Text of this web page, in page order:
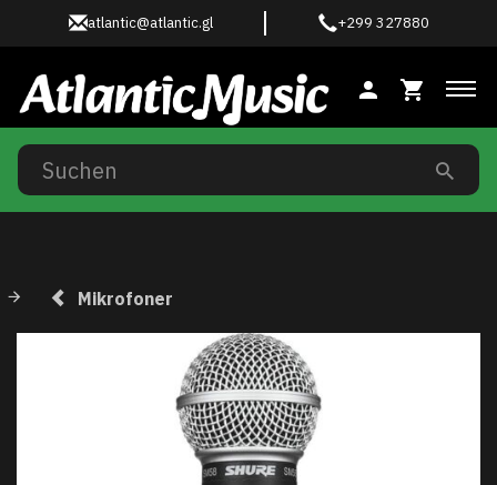
atlantic@atlantic.gl +299 327880
Mikrofoner